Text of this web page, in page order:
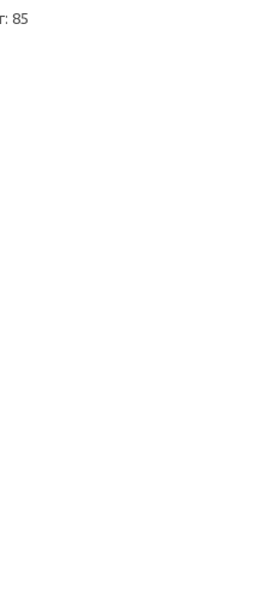
85